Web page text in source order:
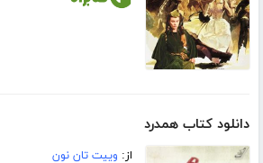
دانلود کتاب همدرد
از: وییت تان نون